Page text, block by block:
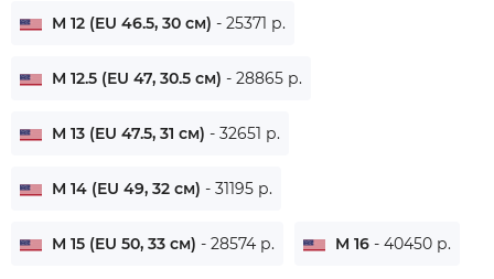
M 12 (EU 46.5, 30 см) - 25371 р.
M 12.5 (EU 47, 30.5 см) - 28865 р.
M 13 (EU 47.5, 31 см) - 32651 р.
M 14 (EU 49, 32 см) - 31195 р.
M 15 (EU 50, 33 см) - 28574 р. M 16 - 40450 р.